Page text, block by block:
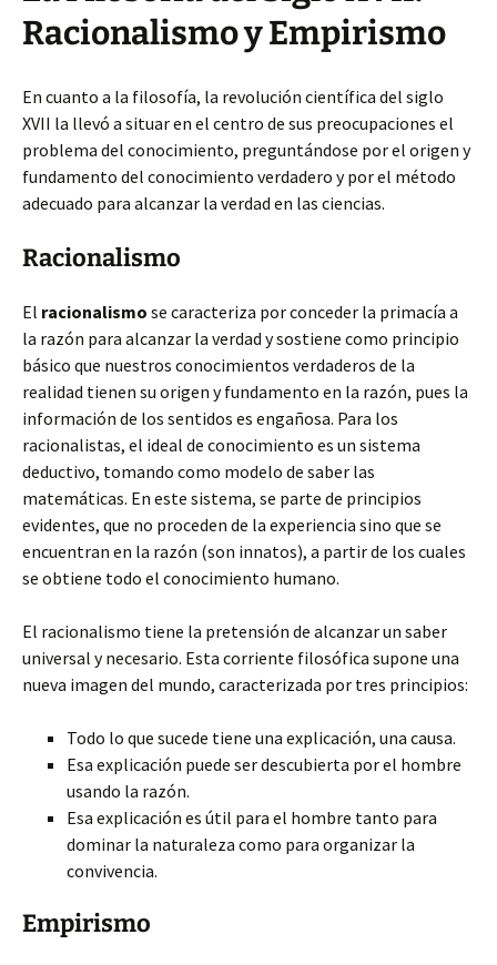
Racionalismo y Empirismo
En cuanto a la filosofía, la revolución científica del siglo
XVII la llevó a situar en el centro de sus preocupaciones el
problema del conocimiento, preguntándose por el origen y
fundamento del conocimiento verdadero y por el método
adecuado para alcanzar la verdad en las ciencias.
Racionalismo
El racionalismo se caracteriza por conceder la primacía a
la razón para alcanzar la verdad y sostiene como principio
básico que nuestros conocimientos verdaderos de la
realidad tienen su origen y fundamento en la razón, pues la
información de los sentidos es engañosa. Para los
racionalistas, el ideal de conocimiento es un sistema
deductivo, tomando como modelo de saber las
matemáticas. En este sistema, se parte de principios
evidentes, que no proceden de la experiencia sino que se
encuentran en la razón (son innatos), a partir de los cuales
se obtiene todo el conocimiento humano.
El racionalismo tiene la pretensión de alcanzar un saber
universal y necesario. Esta corriente filosófica supone una
nueva imagen del mundo, caracterizada por tres principios:
Todo lo que sucede tiene una explicación, una causa.
Esa explicación puede ser descubierta por el hombre
usando la razón.
Esa explicación es útil para el hombre tanto para
dominar la naturaleza como para organizar la
convivencia.
Empirismo